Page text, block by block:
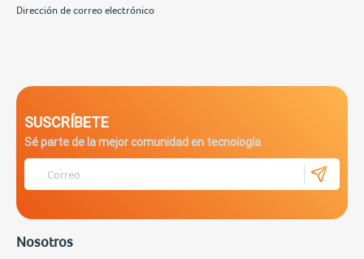
Dirección de correo electrónico
SUSCRÍBETE
Sé parte de la mejor comunidad en tecnología
Nosotros